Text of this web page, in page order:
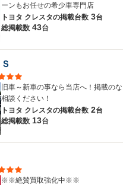
ーンもお任せの希少車専門店
トヨタ クレスタの掲載台数 3台
総掲載数 43台
旧車～新車の事なら当店へ！掲載の
相談ください！
トヨタ クレスタの掲載台数 2台
総掲載数 13台
※※絶賛買取強化中※※